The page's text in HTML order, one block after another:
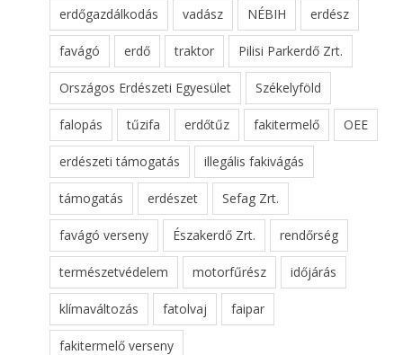
erdőgazdálkodás vadász NÉBIH erdész
favágó erdő traktor Pilisi Parkerdő Zrt.
Országos Erdészeti Egyesület Székelyföld
falopás tűzifa erdőtűz fakitermelő OEE
erdészeti támogatás illegális fakivágás
támogatás erdészet Sefag Zrt.
favágó verseny Északerdő Zrt. rendőrség
természetvédelem motorfűrész időjárás
klímaváltozás fatolvaj faipar
fakitermelő verseny